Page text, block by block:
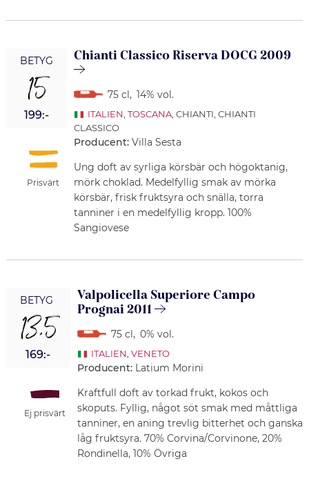
BETYG
15
199:-
Prisvärt
Chianti Classico Riserva DOCG 2009
75 cl , 14% vol.
ITALIEN, TOSCANA, CHIANTI, CHIANTI
CLASSICO
Producent: Villa Sesta
Ung doft av syrliga körsbär och högoktanig,
mörk choklad. Medelfyllig smak av mörka
körsbär, frisk fruktsyra och snälla, torra
tanniner i en medelfyllig kropp. 100%
Sangiovese
BETYG
13,5
169:-
Ej prisvärt
Valpolicella Superiore Campo
Prognai 2011
75 cl , 0% vol.
ITALIEN, VENETO
Producent: Latium Morini
Kraftfull doft av torkad frukt, kokos och
skoputs. Fyllig, något söt smak med måttliga
tanniner, en aning trevlig bitterhet och ganska
låg fruktsyra. 70% Corvina/Corvinone, 20%
Rondinella, 10% Övriga